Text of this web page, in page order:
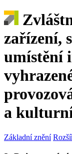
zařízení,
umístění
a
Základní znění